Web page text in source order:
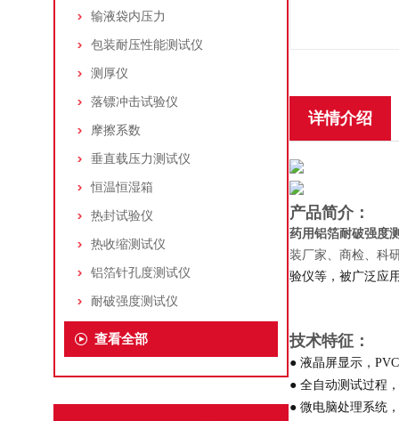
输液袋内压力
包装耐压性能测试仪
测厚仪
落镖冲击试验仪
摩擦系数
垂直载压力测试仪
恒温恒湿箱
热封试验仪
热收缩测试仪
铝箔针孔度测试仪
耐破强度测试仪
查看全部
详情介绍
产品简介：
药用铝箔耐破强度
装厂家、商检、科
验仪等，被广泛应
技术特征：
● 液晶屏显示，
● 全自动测试过程
● 微电脑处理系统